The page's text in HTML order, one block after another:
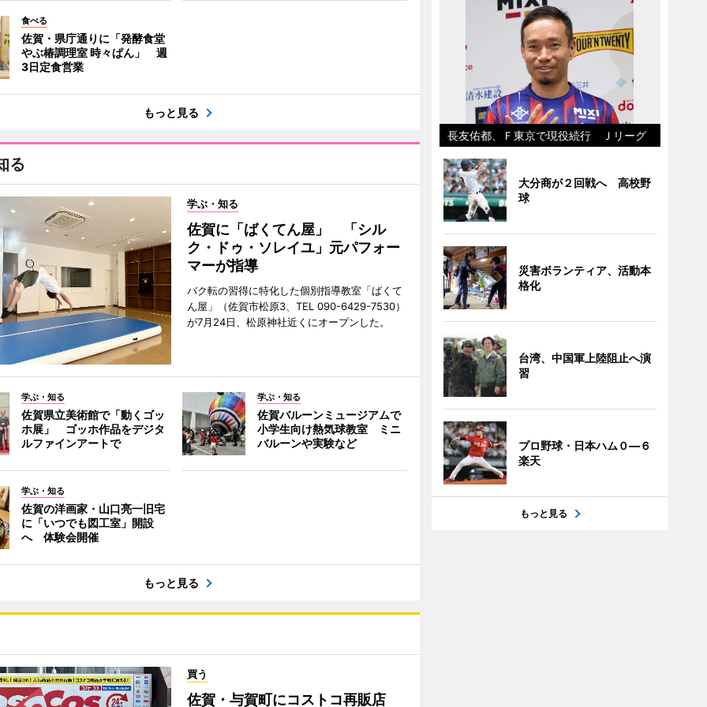
食べる
佐賀・県庁通りに「発酵食堂
やぶ椿調理室 時々ぱん」 週
3日定食営業
もっと見る
る
学ぶ・知る
佐賀に「ばくてん屋」 「シル
ク・ドゥ・ソレイユ」元パフォー
マーが指導
バク転の習得に特化した個別指導教室「ばくて
ん屋」（佐賀市松原3、TEL 090-6429-7530）
が7月24日、松原神社近くにオープンした。
学ぶ・知る
佐賀県立美術館で「動くゴッ
ホ展」 ゴッホ作品をデジタ
ルファインアートで
学ぶ・知る
佐賀バルーンミュージアムで
小学生向け熱気球教室 ミニ
バルーンや実験など
学ぶ・知る
佐賀の洋画家・山口亮一旧宅
に「いつでも図工室」開設
へ 体験会開催
もっと見る
買う
佐賀・与賀町にコストコ再販店
長友佑都、Ｆ東京で現役続行 Ｊリーグ
大分商が２回戦へ 高校野
球
災害ボランティア、活動本
格化
台湾、中国軍上陸阻止へ演
習
プロ野球・日本ハム０―６
楽天
もっと見る